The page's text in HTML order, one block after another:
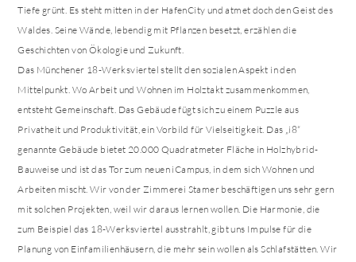
Tiefe grünt. Es steht mitten in der HafenCity und atmet doch den Geist des
Waldes. Seine Wände, lebendig mit Pflanzen besetzt, erzählen die
Geschichten von Ökologie und Zukunft.
Das Münchener 18-Werksviertel stellt den sozialen Aspekt in den
Mittelpunkt. Wo Arbeit und Wohnen im Holztakt zusammenkommen,
entsteht Gemeinschaft. Das Gebäude fügt sich zu einem Puzzle aus
Privatheit und Produktivität, ein Vorbild für Vielseitigkeit. Das „i8“
genannte Gebäude bietet 20.000 Quadratmeter Fläche in Holzhybrid-
Bauweise und ist das Tor zum neuen iCampus, in dem sich Wohnen und
Arbeiten mischt. Wir von der Zimmerei Stamer beschäftigen uns sehr gern
mit solchen Projekten, weil wir daraus lernen wollen. Die Harmonie, die
zum Beispiel das 18-Werksviertel ausstrahlt, gibt uns Impulse für die
Planung von Einfamilienhäusern, die mehr sein wollen als Schlafstätten. Wir